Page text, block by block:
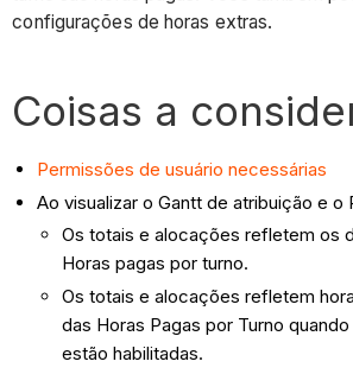
configurações de horas extras.
Coisas a
Permissões de usuário necessárias
Ao visualizar o Gantt de atribuição e o
Os totais e alocações refletem os
Horas pagas por turno.
Os totais e alocações refletem
das Horas Pagas por Turno
estão habilitadas.